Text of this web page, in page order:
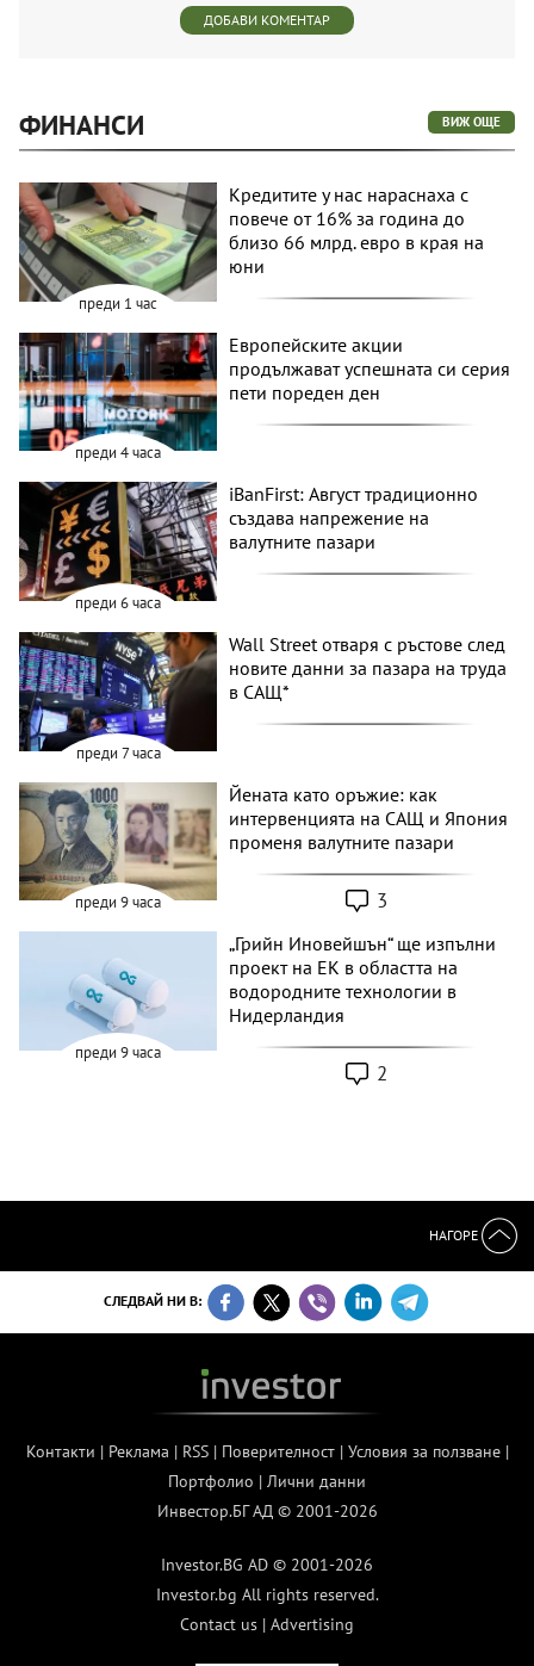
ДОБАВИ КОМЕНТАР
ФИНАНСИ ВИЖ ОЩЕ
преди 1 час
Кредитите у нас нараснаха с
повече от 16% за година до
близо 66 млрд. евро в края на
юни
преди 4 часа
Европейските акции
продължават успешната си серия
пети пореден ден
преди 6 часа
iBanFirst: Август традиционно
създава напрежение на
валутните пазари
преди 7 часа
Wall Street отваря с ръстове след
новите данни за пазара на труда
в САЩ*
преди 9 часа
Йената като оръжие: как
интервенцията на САЩ и Япония
променя валутните пазари
3
преди 9 часа
„Грийн Иновейшън“ ще изпълни
проект на ЕК в областта на
водородните технологии в
Нидерландия
2
НАГОРЕ
СЛЕДВАЙ НИ В:
Контакти | Реклама | RSS| Поверителност| Условия за ползване|
Портфолио | Лични данни
Инвестор.БГ АД © 2001-2026
Investor.BG AD © 2001-2026
Investor.bg All rights reserved.
Contact us | Advertising